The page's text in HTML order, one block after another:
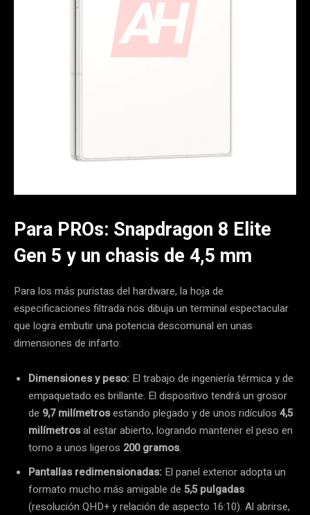
Para PROs: Snapdragon 8 Elite
Gen 5 y un chasis de 4,5 mm
Para los más puristas del hardware, la hoja de
especificaciones filtrada nos dibuja un terminal espectacular
que logra embutir una potencia descomunal en unas
dimensiones de infarto:
Dimensiones y peso: El trabajo de ingeniería térmica y de
empaquetado es brillante. El dispositivo tendrá un grosor
de 9,7 milímetrosestando plegado y de unos ridículos 4,5
milímetrosal estar abierto, logrando mantener el peso en
torno a unos ligeros 200 gramos.
Pantallas redimensionadas: El panel exterior adopta un
formato mucho más amigable de 5,5 pulgadas
(resolución QHD+ y relación de aspecto 16:10). Al abrirse,